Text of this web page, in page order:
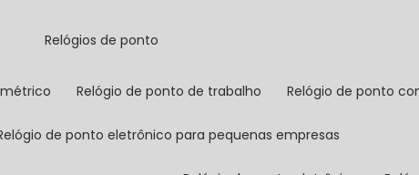
relógios de ponto
relógio de ponto de trabalho relógio de ponto
relógio de ponto eletrônico para pequenas empresas